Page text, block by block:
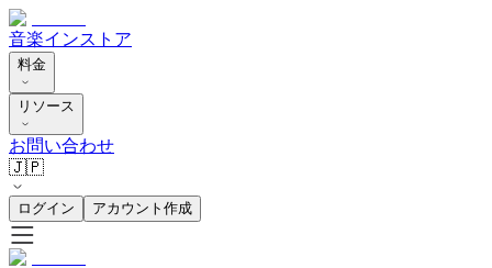
音楽インストア
料金
リソース
お問い合わせ
🇯🇵
ログイン アカウント作成